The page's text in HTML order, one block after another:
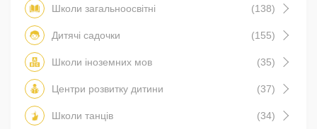
Школи загальноосвітні (138)
Дитячі садочки (155)
Школи іноземних мов (35)
Центри розвитку дитини (37)
Школи танців (34)